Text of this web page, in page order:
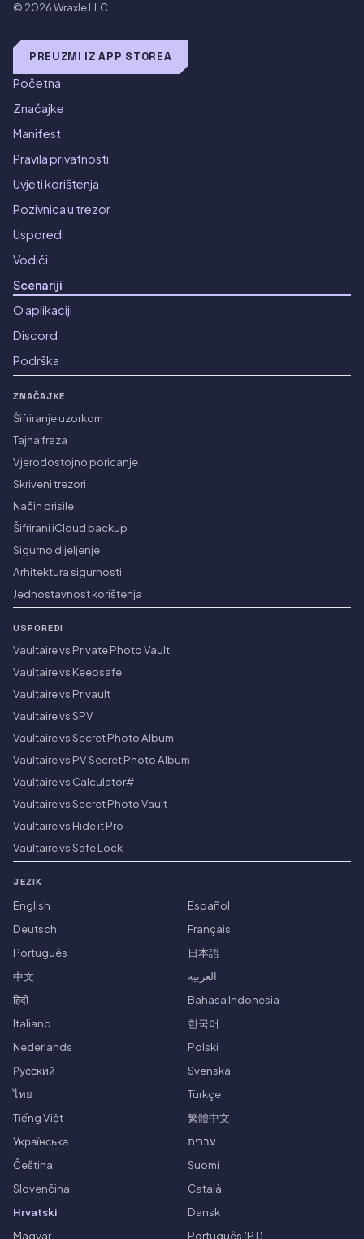
© 2026Wraxle LLC
PREUZMI IZ APP STOREA
Početna
Značajke
Manifest
Pravila privatnosti
Uvjeti korištenja
Pozivnica u trezor
Usporedi
Vodiči
Scenariji
O aplikaciji
Discord
Podrška
ZNAČAJKE
Šifriranje uzorkom
Tajna fraza
Vjerodostojno poricanje
Skriveni trezori
Način prisile
Šifrirani iCloud backup
Sigurno dijeljenje
Arhitektura sigurnosti
Jednostavnost korištenja
USPOREDI
Vaultaire vs Private Photo Vault
Vaultaire vs Keepsafe
Vaultaire vs Privault
Vaultaire vs SPV
Vaultaire vs Secret Photo Album
Vaultaire vs PV Secret Photo Album
Vaultaire vs Calculator#
Vaultaire vs Secret Photo Vault
Vaultaire vs Hide it Pro
Vaultaire vs Safe Lock
JEZIK
English
Español
Deutsch
Français
Português
日本語
中文
العربية
हिंदी
Bahasa Indonesia
Italiano
한국어
Nederlands
Polski
Русский
Svenska
ไทย
Türkçe
Tiếng Việt
繁體中文
Українська
עברית
Čeština
Suomi
Slovenčina
Català
Hrvatski
Dansk
Magyar
Português (PT)